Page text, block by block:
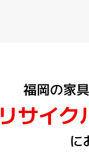
福岡の家
リサイク
に